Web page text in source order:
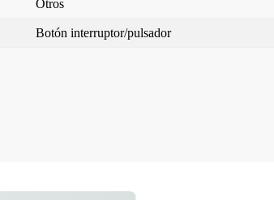
Otros
Botón interruptor/pulsador